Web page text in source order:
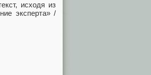
исходя из
эксперта» /